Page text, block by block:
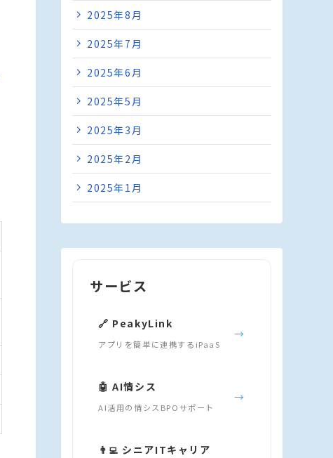
2025年8月
2025年7月
2025年6月
2025年5月
2025年3月
2025年2月
2025年1月
サービス
🔗 PeakyLink
アプリを簡単に連携するiPaaS
→
🤖 AI情シス
AI活用の情シスBPOサポート
→
👨‍💻 シニアITキャリア